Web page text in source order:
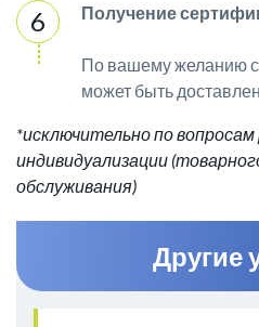
Получение
По вашему желанию
может быть
*исключительно по
индивидуализации
обслуживания)
Другие